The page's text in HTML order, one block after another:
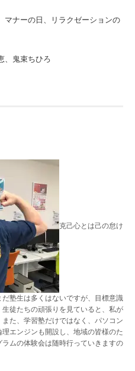
ナーの日、リラクゼーションの
鬼束ちひろ
克己心とは己の怠け
塾生は多くはないですが、目標意識
徒たちの頑張りを見ていると、私が
た、学習塾だけではなく、パソコン
エンジンも開設し、地域の皆様のた
ムの体験会は随時行っていきますの